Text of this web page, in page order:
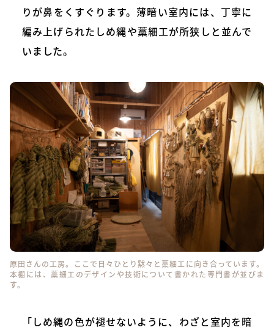
りが鼻をくすぐります。薄暗い室内には、丁寧に
編み上げられたしめ縄や藁細工が所狭しと並んで
いました。
原田さんの工房。ここで日々ひとり黙々と藁細工に向き合っています。
本棚には、藁細工のデザインや技術について書かれた専門書が並びま
す。
「しめ縄の色が褪せないように、わざと室内を暗